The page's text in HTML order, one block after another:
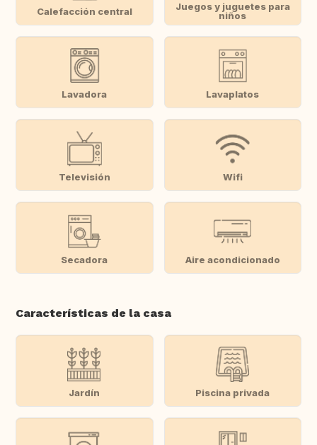
Calefacción central
Juegos y juguetes para
niños
Lavadora Lavaplatos
Televisión Wifi
Secadora Aire acondicionado
Características de la casa
Jardín Piscina privada